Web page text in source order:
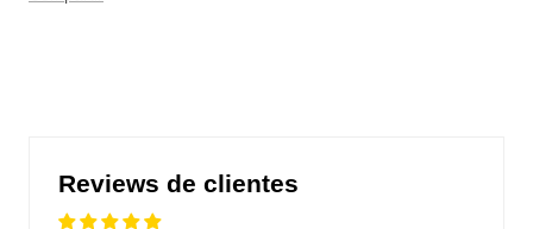
Reviews de clientes